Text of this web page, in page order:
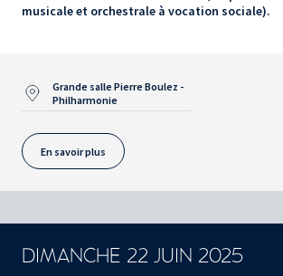
musicale et orchestrale à vocation sociale).
Grande salle Pierre Boulez -
Philharmonie
En savoir plus
DIMANCHE 22 JUIN 2025